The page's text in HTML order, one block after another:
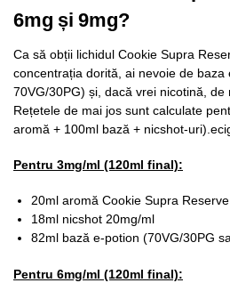
6mg și 9mg?
Ca să obții lichidul Cookie Supra
concentrația dorită, ai nevoie de baza
70VG/30PG) și, dacă vrei nicotină, de
Rețetele de mai jos sunt calculate
aromă + 100ml bază + nicshot-
Pentru 3mg/ml (120ml final):
20ml aromă Cookie Supra Reserve
18ml nicshot 20mg/ml
82ml bază e-potion (70VG/30PG
Pentru 6mg/ml (120ml final):